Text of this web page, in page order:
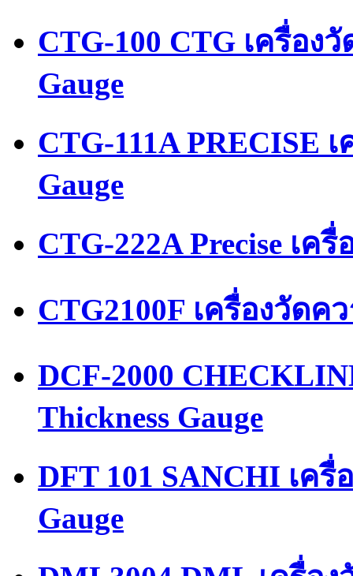
CTG-100 CTG เครื่อง
Gauge
CTG-111A PRECISE
Gauge
CTG-222A Precise เค
CTG2100F เครื่องวัด
DCF-2000
Thickness Gauge
DFT 101 SANCHI เค
Gauge